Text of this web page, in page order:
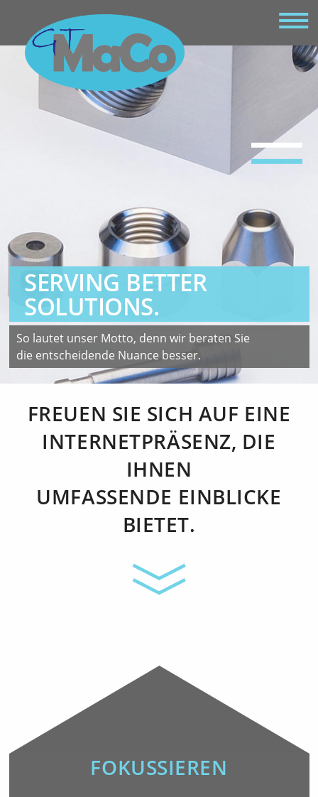
SERVING BETTER
SOLUTIONS.
So lautet unser Motto, denn wir beraten Sie
die entscheidende Nuance besser.
FREUEN SIE SICH AUF EINE
INTERNETPRÄSENZ, DIE
IHNEN
UMFASSENDE EINBLICKE
BIETET.
FOKUSSIEREN